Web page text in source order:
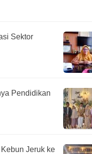
Sektor
Pendidikan
Jeruk ke